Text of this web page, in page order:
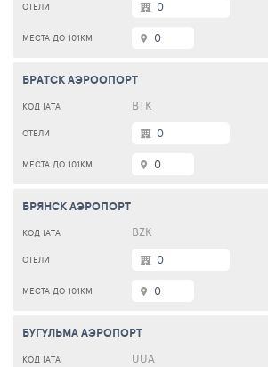
0
0
БРАТСК АЭРООПОРТ
ВТК
0
0
БРЯНСК АЭРОПОРТ
BZK
0
0
БУГУЛЬМА АЭРОПОРТ
UUA